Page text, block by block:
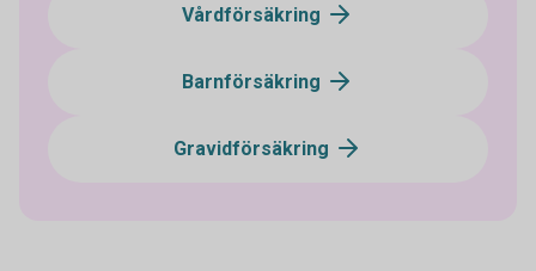
Vårdförsäkring
Barnförsäkring
Gravidförsäkring